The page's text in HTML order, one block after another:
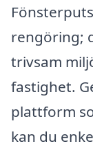
rengöring;
trivsam
fastighet.
plattform
kan du